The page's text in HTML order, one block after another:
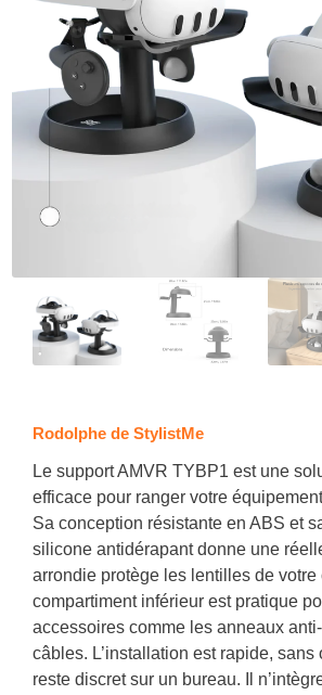
Rodolphe de StylistMe
Le support AMVR TYBP1 est une
efficace pour ranger votre
Sa conception résistante en ABS et
silicone antidérapant donne une
arrondie protège les lentilles de votre
compartiment inférieur est pratique
accessoires comme les anneaux
câbles. L’installation est rapide, sans
reste discret sur un bureau. Il